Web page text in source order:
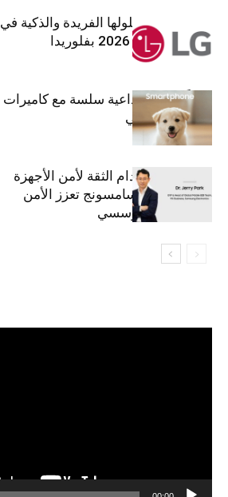
إل جي تقدم حلولها الفريدة والذكية في
معرض (KBIS) 2026 بفلوريدا
قريباً: تجربة إبداعية سلسة مع كاميرات
أجهزة جالاكسي
استراتيجية انعدام الثقة لأمن الأجهزة
المحمولة من سامسونج تعزز الأمن
السيبراني المؤسسي